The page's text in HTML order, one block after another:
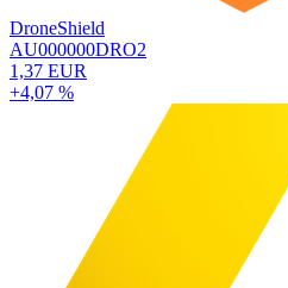
DroneShield
AU000000DRO2
1,37 EUR
+4,07 %